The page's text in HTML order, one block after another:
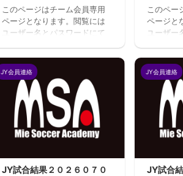
このページはチーム会員専用
ページとなります。閲覧には
ユーザー名とパスワードにて
既存ユーザのログインユーザ
ー名またはメールアドレスパ
スワード ログイン状態を保存
する
このペー
ページと
ユーザー
既存ユー
ー名また
スワード
する
JY会員連絡
JY試合結果２０２６０７０
JY会員連絡
JY試合